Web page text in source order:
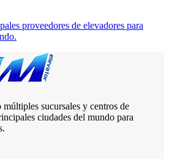
proveedores de elevadores para
sucursales y centros de
ciudades del mundo para